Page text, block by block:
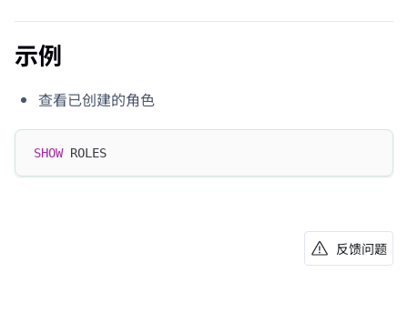
示例
查看已创建的角色
SHOW ROLES
反馈问题